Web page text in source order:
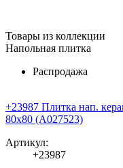
Товары из коллекции
Напольная плитка
Распродажа
+23987 Плитка нап.
80x80 (A027523)
Артикул:
+23987